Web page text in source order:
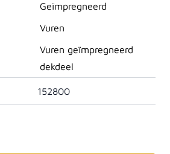
Geïmpregneerd
Vuren
Vuren geïmpregneerd
dekdeel
152800